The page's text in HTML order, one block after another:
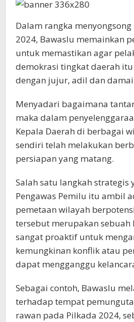
Dalam rangka
2024, Bawaslu memainkan
untuk memastikan agar
demokrasi tingkat daerah
dengan jujur, adil dan
Menyadari bagaimana
maka dalam
Kepala Daerah di berbagai
sendiri telah melakukan
persiapan yang matang.
Salah satu langkah strategis
Pengawas Pemilu itu ambil
pemetaan wilayah
tersebut merupakan sebuah
sangat proaktif untuk
kemungkinan konflik atau
dapat mengganggu
Sebagai contoh, Bawaslu
terhadap tempat
rawan pada Pilkada 2024,